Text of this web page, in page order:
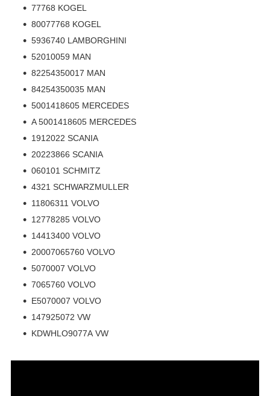
77768 KOGEL
80077768 KOGEL
5936740 LAMBORGHINI
52010059 MAN
82254350017 MAN
84254350035 MAN
5001418605 MERCEDES
A 5001418605 MERCEDES
1912022 SCANIA
20223866 SCANIA
060101 SCHMITZ
4321 SCHWARZMULLER
11806311 VOLVO
12778285 VOLVO
14413400 VOLVO
20007065760 VOLVO
5070007 VOLVO
7065760 VOLVO
E5070007 VOLVO
147925072 VW
KDWHLO9077A VW